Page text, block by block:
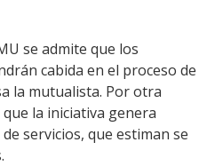
se admite que los
cabida en el proceso de
la mutualista. Por otra
la iniciativa genera
servicios, que estiman se